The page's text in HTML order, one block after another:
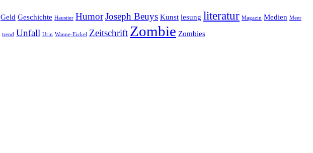
Geld Geschichte Haustier HumorJoseph Beuys Kunst lesung literatur Magazin Medien Meer
trend Unfall Urin Wanne-Eickel Zeitschrift Zombie Zombies